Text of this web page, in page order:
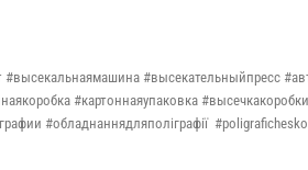
#высекательныйпресс
#картоннаяупаковка
#обладнаннядляполіграфії